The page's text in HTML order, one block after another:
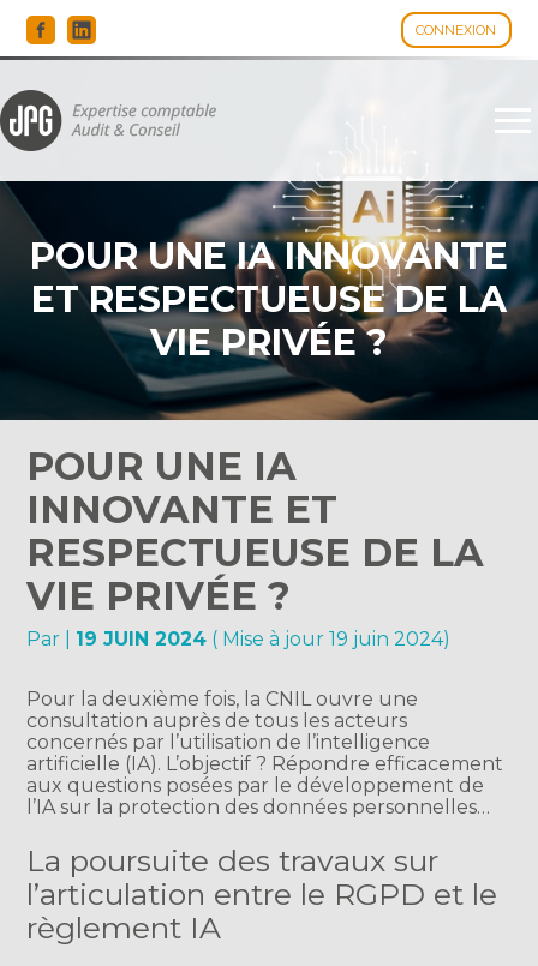
CONNEXION
Aller
au
POUR UNE IA INNOVANTE
ET RESPECTUEUSE DE LA
VIE PRIVÉE ?
POUR UNE IA
INNOVANTE ET
RESPECTUEUSE DE LA
VIE PRIVÉE ?
Par 19 JUIN 2024 ( Mise à jour 19 juin 2024)
Pour la deuxième fois, la CNIL ouvre une
consultation auprès de tous les acteurs
concernés par l’utilisation de l’intelligence
artificielle (IA). L’objectif ? Répondre efficacement
aux questions posées par le développement de
l’IA sur la protection des données personnelles…
La poursuite des travaux sur
l’articulation entre le RGPD et le
règlement IA